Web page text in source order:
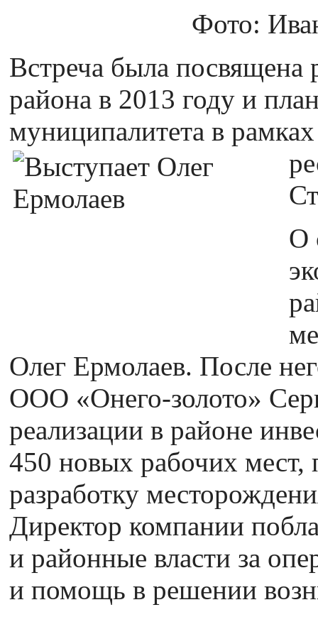
Фото:
Встреча была посвящена
района в 2013 году и
муниципалитета в
О
Олег Ермолаев. После
ООО «Онего-золото»
реализации в районе
450 новых рабочих мест,
разработку
Директор компании
и районные власти за
и помощь в решении